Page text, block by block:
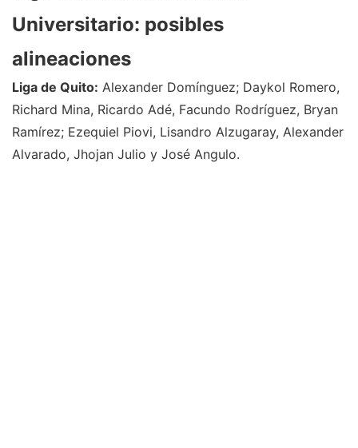
Universitario: posibles
alineaciones
Liga de Quito: Alexander Domínguez; Daykol Romero,
Richard Mina, Ricardo Adé, Facundo Rodríguez, Bryan
Ramírez; Ezequiel Piovi, Lisandro Alzugaray, Alexander
Alvarado, Jhojan Julio y José Angulo.